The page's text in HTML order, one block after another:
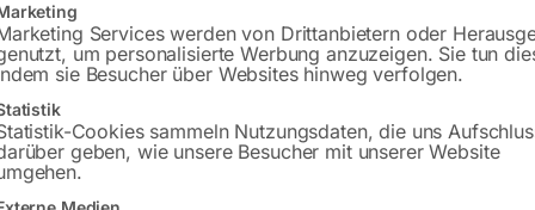
Services werden von Drittanbietern oder
um personalisierte Werbung anzuzeigen. Sie tun
sie Besucher über Websites hinweg verfolgen.
Cookies sammeln Nutzungsdaten, die uns
geben, wie unsere Besucher mit unserer Website